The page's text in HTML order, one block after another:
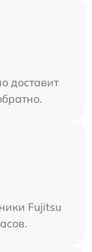
доставит
Fujitsu